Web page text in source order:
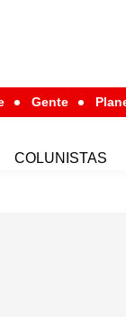
Gente
COLUNISTAS